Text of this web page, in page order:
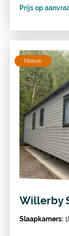
Prijs op
Nieuw
Willerby
Slaapkamers: 1